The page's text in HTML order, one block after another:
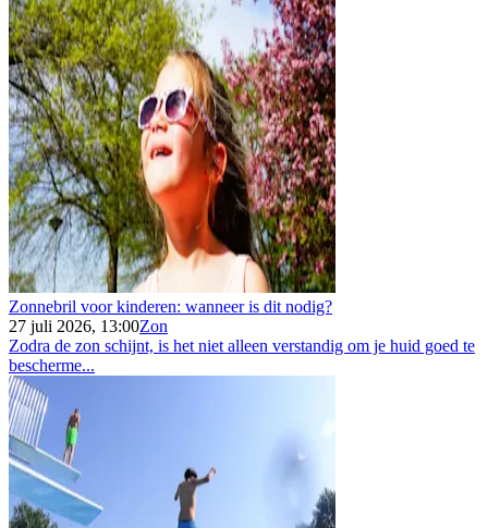
Zonnebril voor kinderen: wanneer is dit nodig?
27 juli 2026, 13:00Zon
Zodra de zon schijnt, is het niet alleen verstandig om je huid goed te
bescherme...